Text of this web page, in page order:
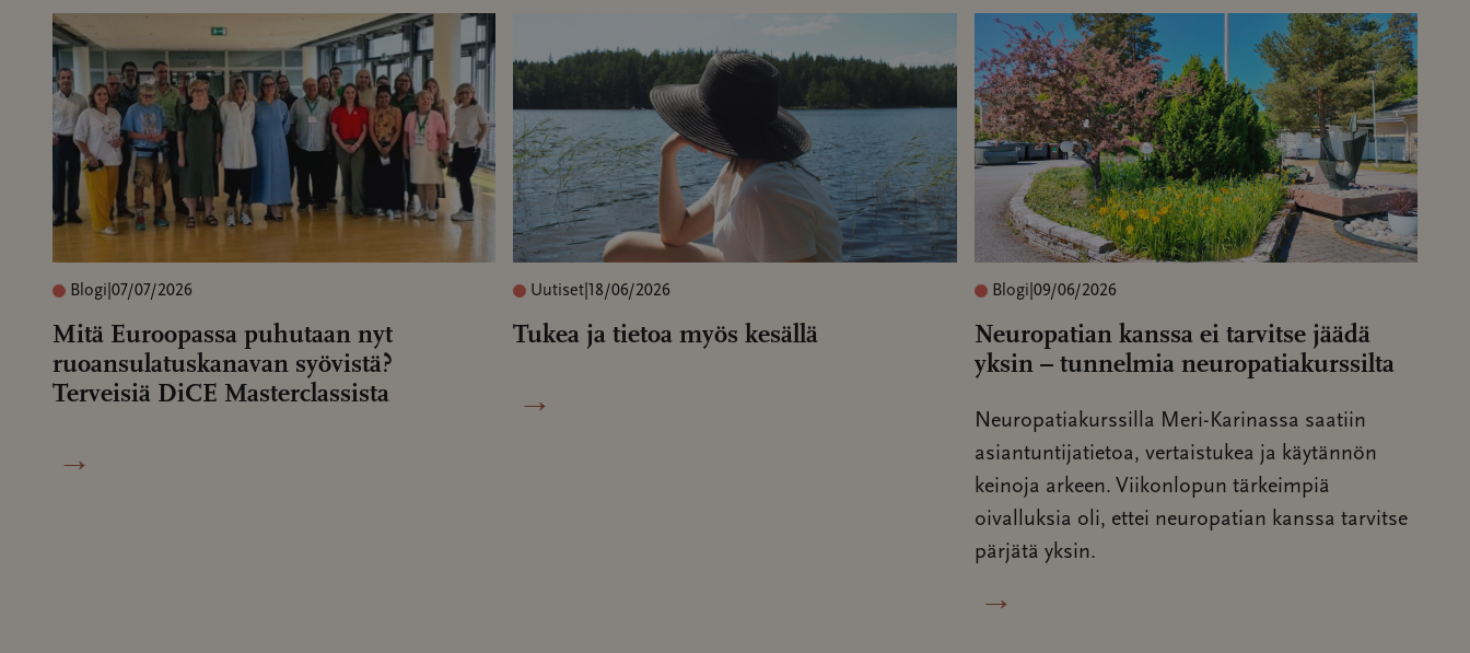
Blogi 07/07/2026
Mitä Euroopassa puhutaan nyt
ruoansulatuskanavan syövistä?
Terveisiä DiCE Masterclassista
→
Uutiset 18/06/2026
Tukea ja tietoa myös kesällä
→
Blogi 09/06/2026
Neuropatian kanssa ei tarvitse jäädä
yksin – tunnelmia neuropatiakurssilta
Neuropatiakurssilla Meri-Karinassa saatiin
asiantuntijatietoa, vertaistukea ja käytännön
keinoja arkeen. Viikonlopun tärkeimpiä
oivalluksia oli, ettei neuropatian kanssa tarvitse
pärjätä yksin.
→